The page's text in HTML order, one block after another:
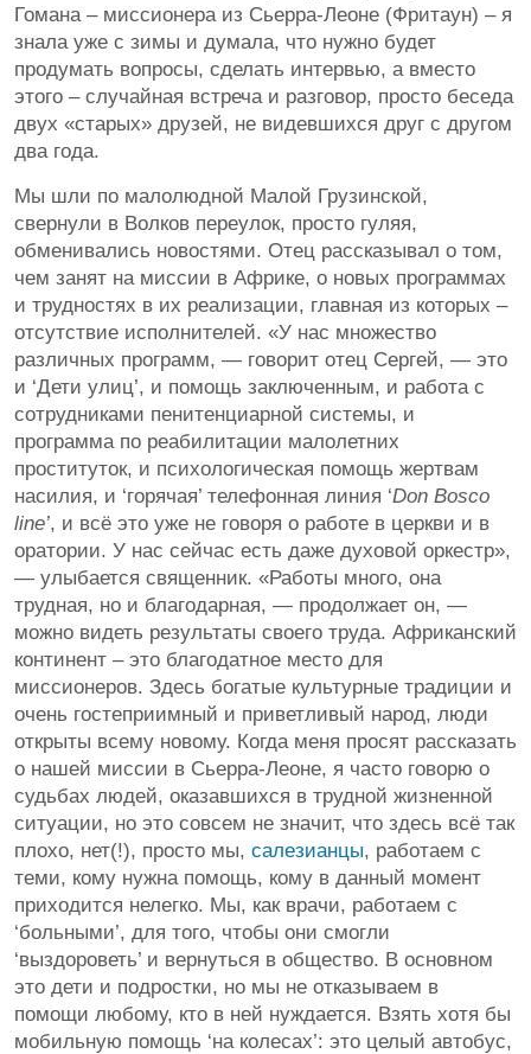
Гомана – миссионера из Сьерра-Леоне (Фритаун) – я
знала уже с зимы и думала, что нужно будет
продумать вопросы, сделать интервью, а вместо
этого – случайная встреча и разговор, просто беседа
двух «старых» друзей, не видевшихся друг с другом
два года.
Мы шли по малолюдной Малой Грузинской,
свернули в Волков переулок, просто гуляя,
обменивались новостями. Отец рассказывал о том,
чем занят на миссии в Африке, о новых программах
и трудностях в их реализации, главная из которых –
отсутствие исполнителей. «У нас множество
различных программ, — говорит отец Сергей, — это
и ‘Дети улиц’, и помощь заключенным, и работа с
сотрудниками пенитенциарной системы, и
программа по реабилитации малолетних
проституток, и психологическая помощь жертвам
насилия, и ‘горячая’ телефонная линия ‘Don Bosco
line’, и всё это уже не говоря о работе в церкви и в
оратории. У нас сейчас есть даже духовой оркестр»,
— улыбается священник. «Работы много, она
трудная, но и благодарная, — продолжает он, —
можно видеть результаты своего труда. Африканский
континент – это благодатное место для
миссионеров. Здесь богатые культурные традиции и
очень гостеприимный и приветливый народ, люди
открыты всему новому. Когда меня просят рассказать
о нашей миссии в Сьерра-Леоне, я часто говорю о
судьбах людей, оказавшихся в трудной жизненной
ситуации, но это совсем не значит, что здесь всё так
плохо, нет(!), просто мы, салезианцы, работаем с
теми, кому нужна помощь, кому в данный момент
приходится нелегко. Мы, как врачи, работаем с
‘больными’, для того, чтобы они смогли
‘выздороветь’ и вернуться в общество. В основном
это дети и подростки, но мы не отказываем в
помощи любому, кто в ней нуждается. Взять хотя бы
мобильную помощь ‘на колесах’: это целый автобус,